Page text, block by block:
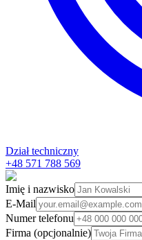
Dział techniczny
+48 571 788 569
Imię i nazwisko
E-Mail
Numer telefonu
Firma (opcjonalnie)